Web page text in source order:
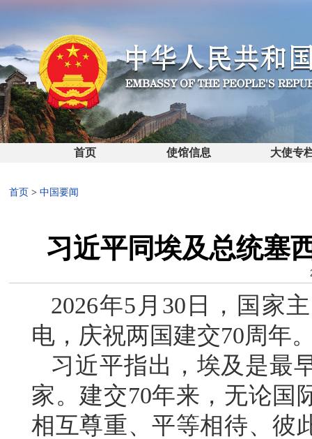
首页 使馆信息 大使专
首页 > 中国要闻
习近平同埃及总统塞
2026年5月30日，国家
电，庆祝两国建交70周年
习近平指出，埃及是最
家。建交70年来，无论国
相互尊重、平等相待、彼